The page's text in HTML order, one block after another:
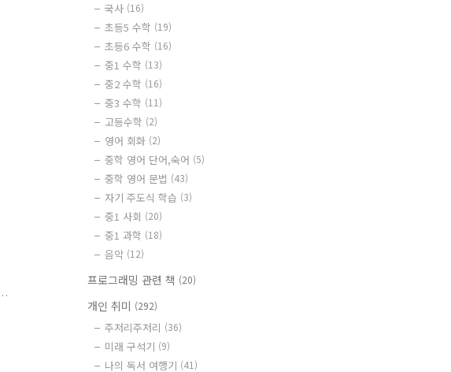
국사 (16)
초등5 수학 (19)
초등6 수학 (16)
중1 수학 (13)
중2 수학 (16)
중3 수학 (11)
고등수학 (2)
영어 회화 (2)
중학 영어 단어,숙어 (5)
중학 영어 문법 (43)
자기 주도식 학습 (3)
중1 사회 (20)
중1 과학 (18)
음악 (12)
프로그래밍 관련 책 (20)
개인 취미 (292)
주저리주저리 (36)
미래 구석기 (9)
나의 독서 여행기 (41)